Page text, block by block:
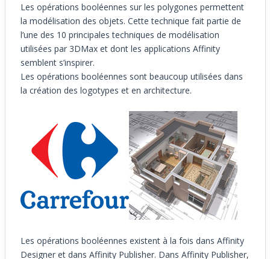
Les opérations booléennes sur les polygones permettent
la modélisation des objets. Cette technique fait partie de
l’une des 10 principales techniques de modélisation
utilisées par 3DMax et dont les applications Affinity
semblent s’inspirer.
Les opérations booléennes sont beaucoup utilisées dans
la création des logotypes et en architecture.
Les opérations booléennes existent à la fois dans Affinity
Designer et dans Affinity Publisher. Dans Affinity Publisher,